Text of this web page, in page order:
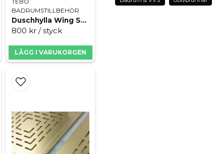
BADRUMSTILLBEHÖR
Duschhylla Wing Stockholm Brushed
800 kr / styck
LÄGG I VARUKORGEN